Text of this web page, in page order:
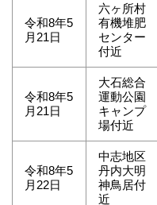
令和8年5
月21日
六ヶ所村
有機堆肥
センター
付近
令和8年5
月21日
大石総合
運動公園
キャンプ
場付近
令和8年5
月22日
中志地区
丹内大明
神鳥居付
近